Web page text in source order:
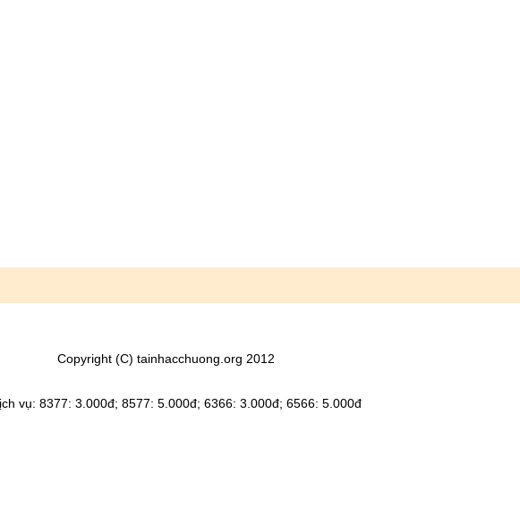
Copyright (C) tainhacchuong.org 2012
vụ: 8377: 3.000đ; 8577: 5.000đ; 6366: 3.000đ; 6566: 5.000đ